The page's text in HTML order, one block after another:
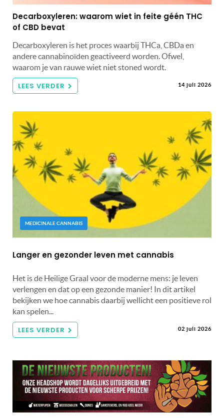
Decarboxyleren: waarom wiet in feite géén THC
of CBD bevat
Decarboxyleren is het proces waarbij THCa, CBDa en
andere cannabinoïden geactiveerd worden. Ofwel,
waarom je van rauwe wiet niet stoned wordt.
LEES VERDER 14 juli 2026
MEDICINALE CANNABIS
Langer en gezonder leven met cannabis
Het is de Heilige Graal voor de moderne mens: je leven
verlengen en dat op een gezonde manier! In dit artikel
bekijken we hoe cannabis daarbij wellicht een positieve rol
kan spelen...
LEES VERDER 02 juli 2026